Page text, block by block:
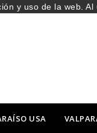
USA
y uso de la web.